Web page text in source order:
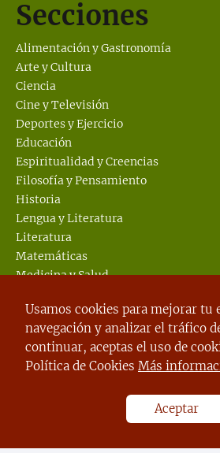
Secciones
Alimentación y Gastronomía
Arte y Cultura
Ciencia
Cine y Televisión
Deportes y Ejercicio
Educación
Espiritualidad y Creencias
Filosofía y Pensamiento
Historia
Lengua y Literatura
Literatura
Matemáticas
Medicina y Salud
Música
Psicología
Sin categoría
Sociedad y Política
Usamos cookies para mejorar tu
navegación y analizar el tráfico
continuar, aceptas el uso de
Política de Cookies Más
Aceptar